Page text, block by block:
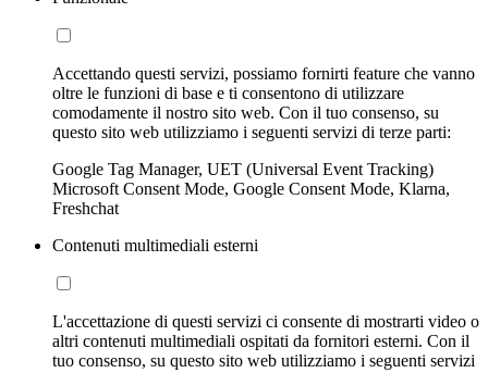
Accettando questi servizi, possiamo fornirti feature che vanno
oltre le funzioni di base e ti consentono di utilizzare
comodamente il nostro sito web. Con il tuo consenso, su
questo sito web utilizziamo i seguenti servizi di terze parti:
Google Tag Manager, UET (Universal Event Tracking)
Microsoft Consent Mode, Google Consent Mode, Klarna,
Freshchat
Contenuti multimediali esterni
L'accettazione di questi servizi ci consente di mostrarti video o
altri contenuti multimediali ospitati da fornitori esterni. Con il
tuo consenso, su questo sito web utilizziamo i seguenti servizi